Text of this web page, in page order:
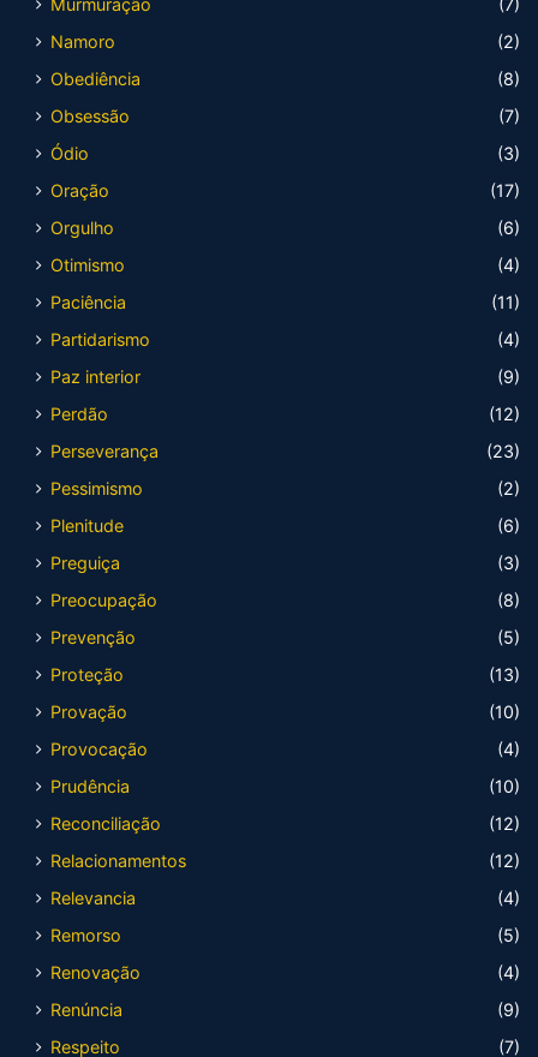
Namoro
(2)
Obediência
(8)
Obsessão
(7)
Ódio
(3)
Oração
(17)
Orgulho
(6)
Otimismo
(4)
Paciência
(11)
Partidarismo
(4)
Paz interior
(9)
Perdão
(12)
Perseverança
(23)
Pessimismo
(2)
Plenitude
(6)
Preguiça
(3)
Preocupação
(8)
Prevenção
(5)
Proteção
(13)
Provação
(10)
Provocação
(4)
Prudência
(10)
Reconciliação
(12)
Relacionamentos
(12)
Relevancia
(4)
Remorso
(5)
Renovação
(4)
Renúncia
(9)
Respeito
(7)